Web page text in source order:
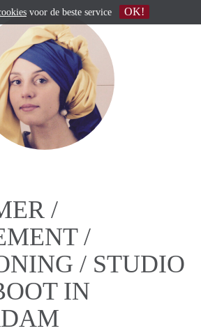
/
/
/ STUDIO
IN
voor de beste service OK!